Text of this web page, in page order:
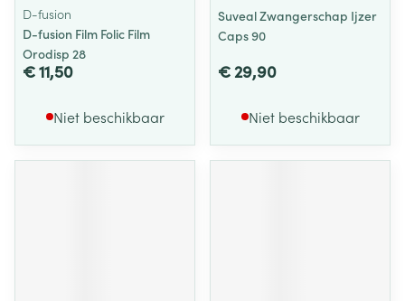
D-fusion
D-fusion Film Folic Film
Orodisp 28
€ 11,50
Niet beschikbaar
Suveal Zwangerschap Ijzer
Caps 90
€ 29,90
Niet beschikbaar